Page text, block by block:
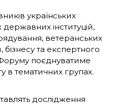
українських
державних інституцій,
ветеранських
бізнесу та експертного
поєднуватиме
в тематичних групах.
дослідження